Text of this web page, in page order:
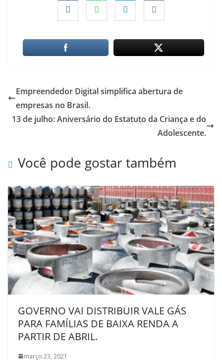
Empreendedor Digital simplifica abertura de
empresas no Brasil.
13 de julho: Aniversário do Estatuto da Criança e do
Adolescente.
Você pode gostar também
GOVERNO VAI DISTRIBUIR VALE GÁS
PARA FAMÍLIAS DE BAIXA RENDA A
PARTIR DE ABRIL.
março 23, 2021